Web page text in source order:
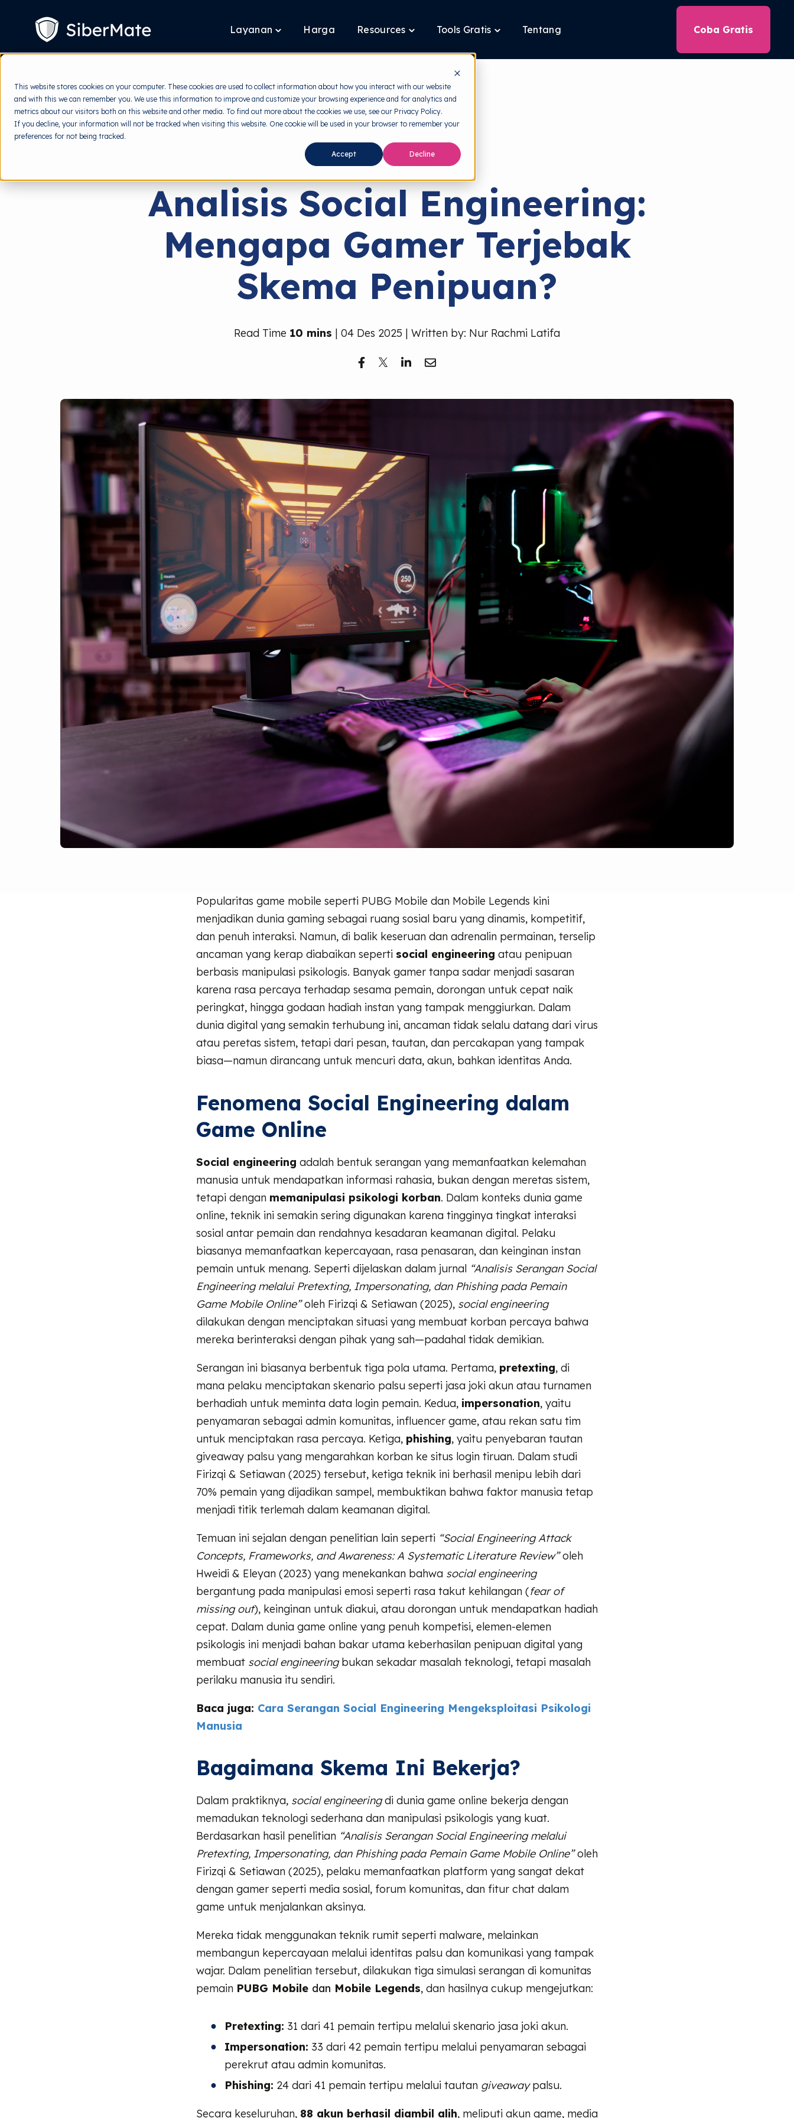
This website stores cookies on your computer. These cookies are used to collect information about how you interact with our website
and with this we can remember you. We use this information to improve and customize your browsing experience and for analytics and
metrics about our visitors both on this website and other media. To find out more about the cookies we use, see our Privacy Policy.
If you decline, your information will not be tracked when visiting this website. One cookie will be used in your browser to remember your
preferences for not being tracked.
Accept Decline
CONTENT
Layanan
Toggle
Layanan
Harga Resources
Toggle
Resources
Tools Gratis
Toggle
Tools
Tentang Coba Gratis
Ilmu Perilaku
Analisis Social Engineering:
Mengapa Gamer Terjebak
Skema Penipuan?
Read Time 10 mins | 04 Des 2025 | Written by: Nur Rachmi Latifa
Popularitas game mobile seperti PUBG Mobile dan Mobile Legends kini
menjadikan dunia gaming sebagai ruang sosial baru yang dinamis, kompetitif,
dan penuh interaksi. Namun, di balik keseruan dan adrenalin permainan, terselip
ancaman yang kerap diabaikan seperti social engineering atau penipuan
berbasis manipulasi psikologis. Banyak gamer tanpa sadar menjadi sasaran
karena rasa percaya terhadap sesama pemain, dorongan untuk cepat naik
peringkat, hingga godaan hadiah instan yang tampak menggiurkan. Dalam
dunia digital yang semakin terhubung ini, ancaman tidak selalu datang dari virus
atau peretas sistem, tetapi dari pesan, tautan, dan percakapan yang tampak
biasa—namun dirancang untuk mencuri data, akun, bahkan identitas Anda.
Fenomena Social Engineering dalam
Game Online
Social engineering adalah bentuk serangan yang memanfaatkan kelemahan
manusia untuk mendapatkan informasi rahasia, bukan dengan meretas sistem,
tetapi dengan memanipulasi psikologi korban. Dalam konteks dunia game
online, teknik ini semakin sering digunakan karena tingginya tingkat interaksi
sosial antar pemain dan rendahnya kesadaran keamanan digital. Pelaku
biasanya memanfaatkan kepercayaan, rasa penasaran, dan keinginan instan
pemain untuk menang. Seperti dijelaskan dalam jurnal “Analisis Serangan Social
Engineering melalui Pretexting, Impersonating, dan Phishing pada Pemain
Game Mobile Online”oleh Firizqi & Setiawan (2025), social engineering
dilakukan dengan menciptakan situasi yang membuat korban percaya bahwa
mereka berinteraksi dengan pihak yang sah—padahal tidak demikian.
Serangan ini biasanya berbentuk tiga pola utama. Pertama, pretexting, di
mana pelaku menciptakan skenario palsu seperti jasa joki akun atau turnamen
berhadiah untuk meminta data login pemain. Kedua, impersonation, yaitu
penyamaran sebagai admin komunitas, influencer game, atau rekan satu tim
untuk menciptakan rasa percaya. Ketiga, phishing, yaitu penyebaran tautan
giveaway palsu yang mengarahkan korban ke situs login tiruan. Dalam studi
Firizqi & Setiawan (2025) tersebut, ketiga teknik ini berhasil menipu lebih dari
70% pemain yang dijadikan sampel, membuktikan bahwa faktor manusia tetap
menjadi titik terlemah dalam keamanan digital.
Temuan ini sejalan dengan penelitian lain seperti “Social Engineering Attack
Concepts, Frameworks, and Awareness: A Systematic Literature Review”oleh
Hweidi & Eleyan (2023) yang menekankan bahwa social engineering
bergantung pada manipulasi emosi seperti rasa takut kehilangan (fear of
missing out), keinginan untuk diakui, atau dorongan untuk mendapatkan hadiah
cepat. Dalam dunia game online yang penuh kompetisi, elemen-elemen
psikologis ini menjadi bahan bakar utama keberhasilan penipuan digital yang
membuat social engineeringbukan sekadar masalah teknologi, tetapi masalah
perilaku manusia itu sendiri.
Baca juga: Cara Serangan Social Engineering Mengeksploitasi Psikologi
Manusia
Bagaimana Skema Ini Bekerja?
Dalam praktiknya, social engineeringdi dunia game online bekerja dengan
memadukan teknologi sederhana dan manipulasi psikologis yang kuat.
Berdasarkan hasil penelitian “Analisis Serangan Social Engineering melalui
Pretexting, Impersonating, dan Phishing pada Pemain Game Mobile Online”oleh
Firizqi & Setiawan (2025), pelaku memanfaatkan platform yang sangat dekat
dengan gamer seperti media sosial, forum komunitas, dan fitur chat dalam
game untuk menjalankan aksinya.
Mereka tidak menggunakan teknik rumit seperti malware, melainkan
membangun kepercayaan melalui identitas palsu dan komunikasi yang tampak
wajar. Dalam penelitian tersebut, dilakukan tiga simulasi serangan di komunitas
pemain PUBG Mobile dan Mobile Legends, dan hasilnya cukup mengejutkan:
Pretexting: 31 dari 41 pemain tertipu melalui skenario jasa joki akun.
Impersonation: 33 dari 42 pemain tertipu melalui penyamaran sebagai
perekrut atau admin komunitas.
Phishing: 24 dari 41 pemain tertipu melalui tautan giveawaypalsu.
Secara keseluruhan, 88 akun berhasil diambil alih, meliputi akun game, media